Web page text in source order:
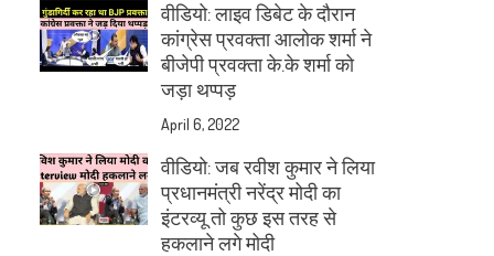
वीडियो: लाइव डिबेट के दौरान
कांग्रेस प्रवक्ता आलोक शर्मा ने
बीजेपी प्रवक्ता के.के शर्मा को
जड़ा थप्पड़
April 6, 2022
वीडियो: जब रवीश कुमार ने लिया
प्रधानमंत्री नरेंद्र मोदी का
इंटरव्यू तो कुछ इस तरह से
हकलाने लगे मोदी